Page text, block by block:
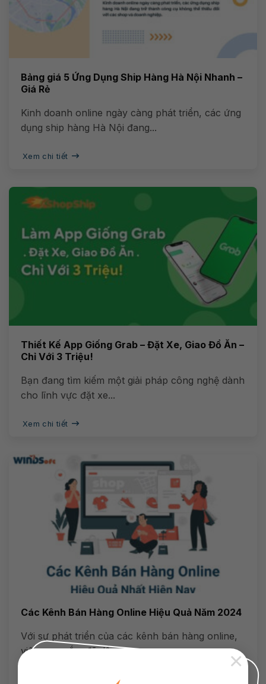
×
Bảng giá 5 Ứng Dụng Ship Hàng Hà Nội Nhanh –
Giá Rẻ
Kinh doanh online ngày càng phát triển, các ứng
dụng ship hàng Hà Nội đang...
Xem chi tiết
Thiết Kế App Giống Grab – Đặt Xe, Giao Đồ Ăn –
Chỉ Với 3 Triệu!
Bạn đang tìm kiếm một giải pháp công nghệ dành
cho lĩnh vực đặt xe...
Xem chi tiết
Các Kênh Bán Hàng Online Hiệu Quả Năm 2024
Với sự phát triển của các kênh bán hàng online,
việc mua sắm đã dần...